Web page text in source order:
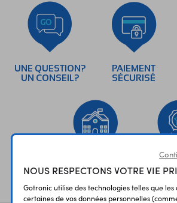
UNE QUESTION?
UN CONSEIL?
PAIEMENT
SÉCURISÉ
ÉTABLISSEMENTS
SCOLAIRES
PLUS
NOUS RESPECTONS VOTRE VIE
Gotronic utilise des technologies telles que
certaines de vos données personnelles